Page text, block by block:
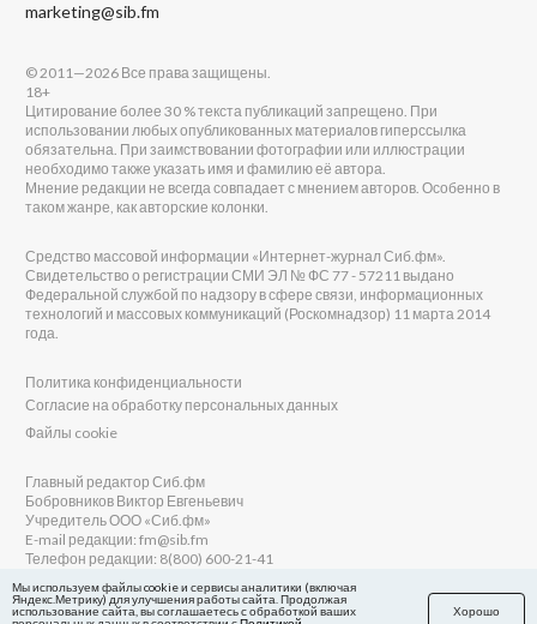
marketing@sib.fm
© 2011—2026 Все права защищены.
18+
Цитирование более 30 % текста публикаций запрещено. При
использовании любых опубликованных материалов гиперссылка
обязательна. При заимствовании фотографии или иллюстрации
необходимо также указать имя и фамилию её автора.
Мнение редакции не всегда совпадает с мнением авторов. Особенно в
таком жанре, как авторские колонки.
Средство массовой информации «Интернет-журнал Сиб.фм».
Свидетельство о регистрации СМИ ЭЛ № ФС 77 - 57211 выдано
Федеральной службой по надзору в сфере связи, информационных
технологий и массовых коммуникаций (Роскомнадзор) 11 марта 2014
года.
Политика конфиденциальности
Согласие на обработку персональных данных
Файлы cookie
Главный редактор Сиб.фм
Бобровников Виктор Евгеньевич
Учредитель ООО «Сиб.фм»
E-mail редакции: fm@sib.fm
Телефон редакции: 8(800) 600-21-41
Мы используем файлы cookie и сервисы аналитики (включая
Яндекс.Метрику) для улучшения работы сайта. Продолжая
использование сайта, вы соглашаетесь с обработкой ваших
Хорошо